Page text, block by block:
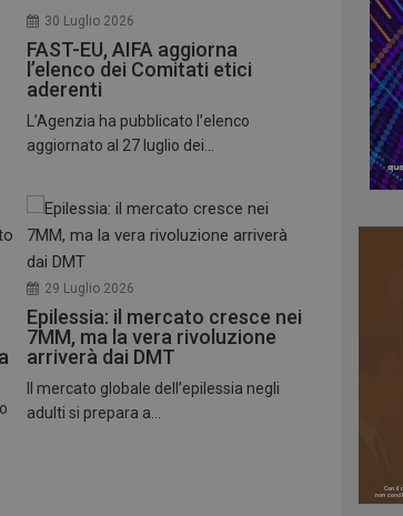
30 Luglio 2026
FAST-EU, AIFA aggiorna
l’elenco dei Comitati etici
aderenti
L’Agenzia ha pubblicato l’elenco
aggiornato al 27 luglio dei...
29 Luglio 2026
Epilessia: il mercato cresce nei
7MM, ma la vera rivoluzione
arriverà dai DMT
Il mercato globale dell’epilessia negli
adulti si prepara a...